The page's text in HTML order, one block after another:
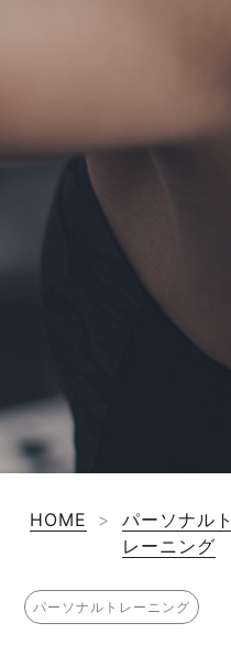
HOME >
パーソナルト
レーニング
パーソナルトレーニング